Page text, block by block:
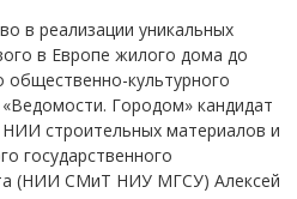
в реализации уникальных
в Европе жилого дома до
общественно-культурного
Городом» кандидат
НИИ строительных материалов и
государственного
(НИИ СМиТ НИУ МГСУ) Алексей